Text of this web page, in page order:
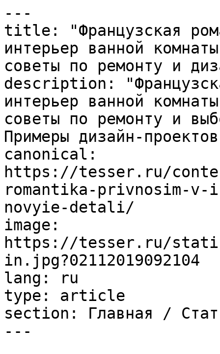
---
title: "Французская
интерьер ванной
советы по ремонту и
description:
интерьер ванной
советы по ремонту и
Примеры дизайн-
canonical:
https://tesser.ru/
romantika-privnosim-
novyie-detali/
image:
https://tesser.ru/
in.jpg?02112019092104
lang: ru
type: article
section: Главная /
---